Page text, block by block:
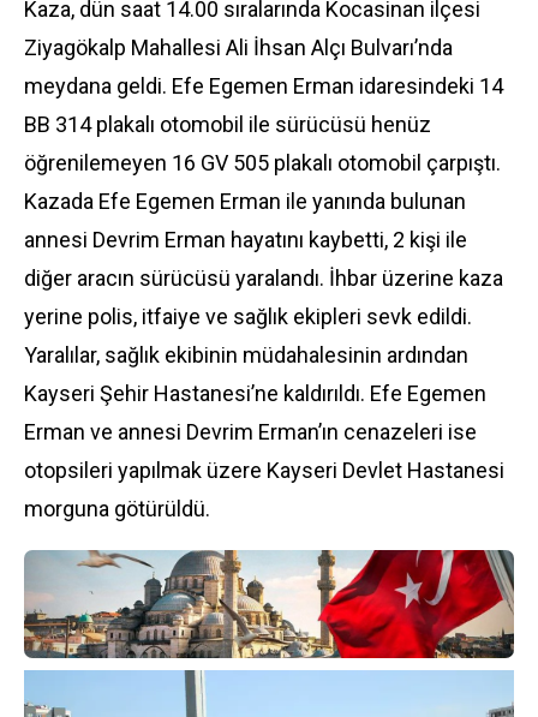
Kaza, dün saat 14.00 sıralarında Kocasinan ilçesi
Ziyagökalp Mahallesi Ali İhsan Alçı Bulvarı’nda
meydana geldi. Efe Egemen Erman idaresindeki 14
BB 314 plakalı otomobil ile sürücüsü henüz
öğrenilemeyen 16 GV 505 plakalı otomobil çarpıştı.
Kazada Efe Egemen Erman ile yanında bulunan
annesi Devrim Erman hayatını kaybetti, 2 kişi ile
diğer aracın sürücüsü yaralandı. İhbar üzerine kaza
yerine polis, itfaiye ve sağlık ekipleri sevk edildi.
Yaralılar, sağlık ekibinin müdahalesinin ardından
Kayseri Şehir Hastanesi’ne kaldırıldı. Efe Egemen
Erman ve annesi Devrim Erman’ın cenazeleri ise
otopsileri yapılmak üzere Kayseri Devlet Hastanesi
morguna götürüldü.